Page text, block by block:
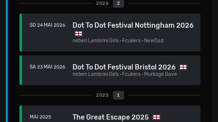
2026 2
SO 24 MAI 2026 Dot To Dot Festival Nottingham 2026
neben Lambrini Girls· Fcukers· NewDad
SA 23 MAI 2026 Dot To Dot Festival Bristol 2026
neben Lambrini Girls· Fcukers· Murkage Dave
2025 1
MAI 2025 The Great Escape 2025